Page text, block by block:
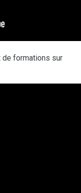
de formations sur